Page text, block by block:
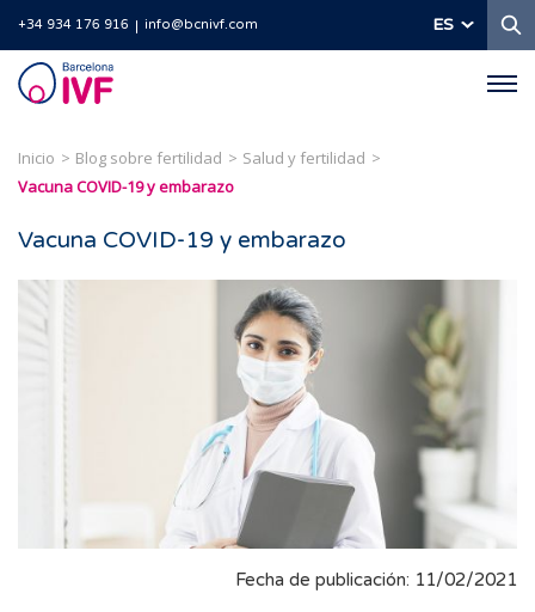
+34 934 176 916 info@bcnivf.com ES
Barcelona
IVF
Inicio Blog sobre fertilidad
Salud y fertilidad
Vacuna COVID-19 y embarazo
Vacuna COVID-19 y embarazo
Fecha de publicación: 11/02/2021